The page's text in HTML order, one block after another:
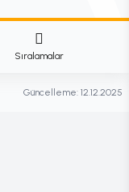
Sıralamalar
Güncelleme: 12.12.2025